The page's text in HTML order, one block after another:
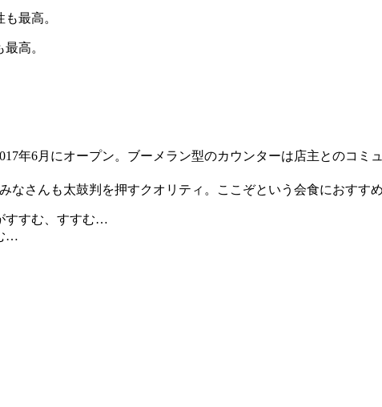
高。
年6月にオープン。ブーメラン型のカウンターは店主とのコミ
さんも太鼓判を押すクオリティ。ここぞという会食におすすめ
…